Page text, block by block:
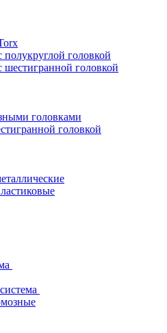
головкой
шестигранной головкой
головками
головкой